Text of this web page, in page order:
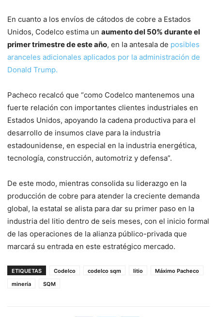
En cuanto a los envíos de cátodos de cobre a Estados
Unidos, Codelco estima un aumento del 50% durante el
primer trimestre de este año, en la antesala de posibles
aranceles adicionales aplicados por la administración de
Donald Trump.
Pacheco recalcó que “como Codelco mantenemos una
fuerte relación con importantes clientes industriales en
Estados Unidos, apoyando la cadena productiva para el
desarrollo de insumos clave para la industria
estadounidense, en especial en la industria energética,
tecnología, construcción, automotriz y defensa”.
De este modo, mientras consolida su liderazgo en la
producción de cobre para atender la creciente demanda
global, la estatal se alista para dar su primer paso en la
industria del litio dentro de seis meses, con el inicio formal
de las operaciones de la alianza público-privada que
marcará su entrada en este estratégico mercado.
ETIQUETAS Codelco codelco sqm litio
Máximo Pacheco
minería
SQM